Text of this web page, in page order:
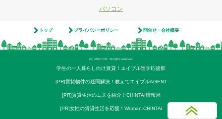
パソコン
トップ プライバシーポリシー 問合せ・会社概要
(C) ABLE INC. All rights reserved.
学生の一人暮らし向け賃貸！エイブル進学応援部
[PR]賃貸物件の疑問解決！教えてエイブルAGENT
[PR]賃貸生活の工夫を紹介！CHINTAI情報局
[PR]女性の賃貸生活を応援！Woman.CHINTAI